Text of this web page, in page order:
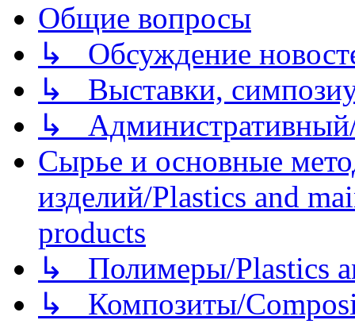
Общие вопросы
↳ Обсуждение
↳ Выставки,
↳
Сырье и основные
изделий/Plastics and
products
↳ Полимеры/Plastics
↳ Композиты/